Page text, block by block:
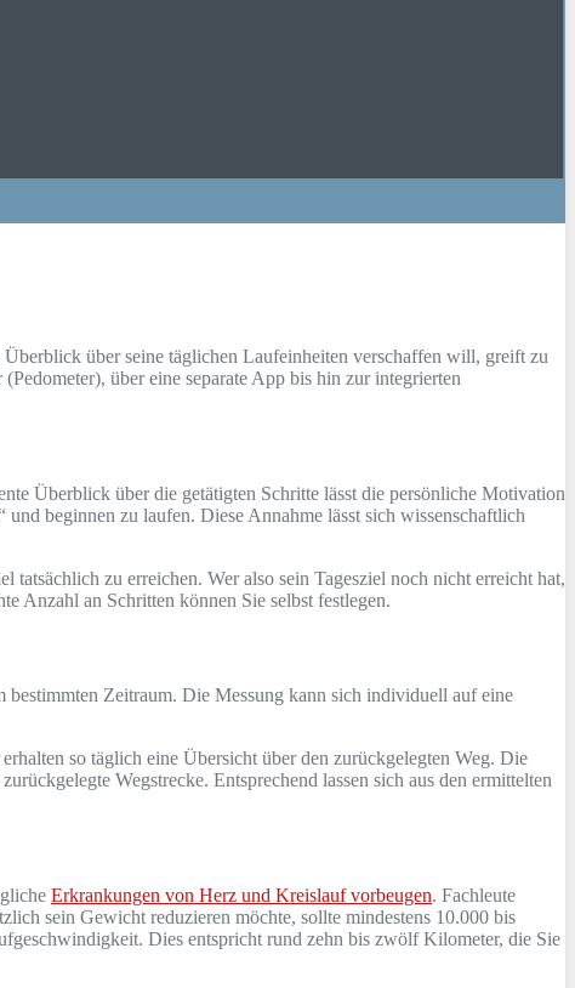
über seine täglichen Laufeinheiten verschaffen will, greift zu
über eine separate App bis hin zur integrierten
Überblick über die getätigten Schritte lässt die persönliche Motivation
und beginnen zu laufen. Diese Annahme lässt sich wissenschaftlich
tatsächlich zu erreichen. Wer also sein Tagesziel noch nicht erreicht hat,
Anzahl an Schritten können Sie selbst festlegen.
Zeitraum. Die Messung kann sich individuell auf eine
so täglich eine Übersicht über den zurückgelegten Weg. Die
Wegstrecke. Entsprechend lassen sich aus den ermittelten
Erkrankungen von Herz und Kreislauf vorbeugen. Fachleute
sein Gewicht reduzieren möchte, sollte mindestens 10.000 bis
Dies entspricht rund zehn bis zwölf Kilometer, die Sie